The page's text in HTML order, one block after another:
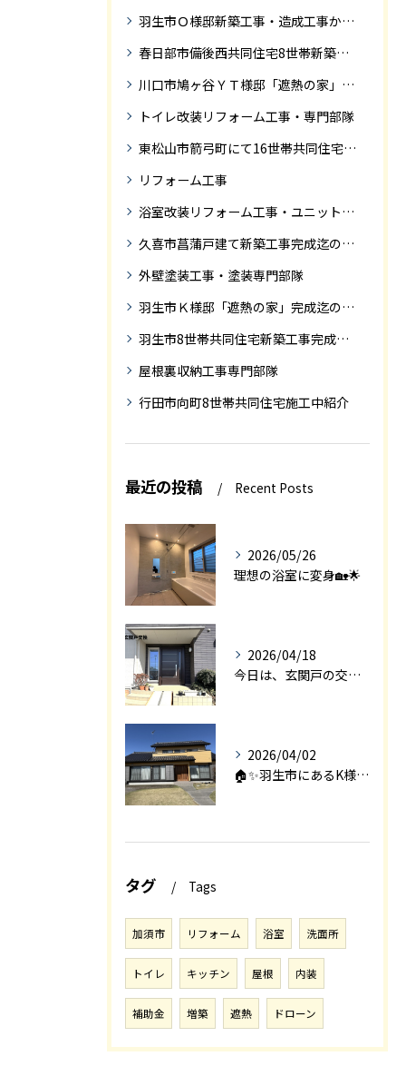
羽生市Ｏ様邸新築工事・造成工事から住宅完成までの紹介
春日部市備後西共同住宅8世帯新築工事完成迄の紹介です。
川口市鳩ヶ谷ＹＴ様邸「遮熱の家」工事状況
トイレ改装リフォーム工事・専門部隊
東松山市箭弓町にて16世帯共同住宅新築工事完成迄の紹介です。
リフォーム工事
浴室改装リフォーム工事・ユニットバス専門部隊
久喜市菖蒲戸建て新築工事完成迄の紹介
外壁塗装工事・塗装専門部隊
羽生市Ｋ様邸「遮熱の家」完成迄の紹介です
羽生市8世帯共同住宅新築工事完成迄の紹介
屋根裏収納工事専門部隊
行田市向町8世帯共同住宅施工中紹介
最近の投稿 Recent Posts
2026/05/26
理想の浴室に変身🏡🌟
2026/04/18
今日は、玄関戸の交換工事をご紹介します🚪✨。
2026/04/02
🏠✨羽生市にあるK様邸は、2008年に㈱エアロックで新築され...
タグ Tags
加須市 リフォーム 浴室 洗面所
トイレ キッチン 屋根 内装
補助金 増築 遮熱 ドローン